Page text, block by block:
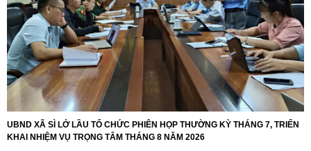
UBND XÃ SÌ LỞ LẦU TỔ CHỨC PHIÊN HỌP THƯỜNG KỲ THÁNG 7, TRIỂN
KHAI NHIỆM VỤ TRỌNG TÂM THÁNG 8 NĂM 2026